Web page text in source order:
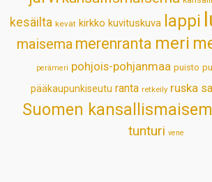
kesäilta kevät kirkko kuvituskuva lappi
maisema merenranta meri
perämeri pohjois-pohjanmaa puisto
pääkaupunkiseutu ranta retkeily ruska
Suomen
tunturi vene